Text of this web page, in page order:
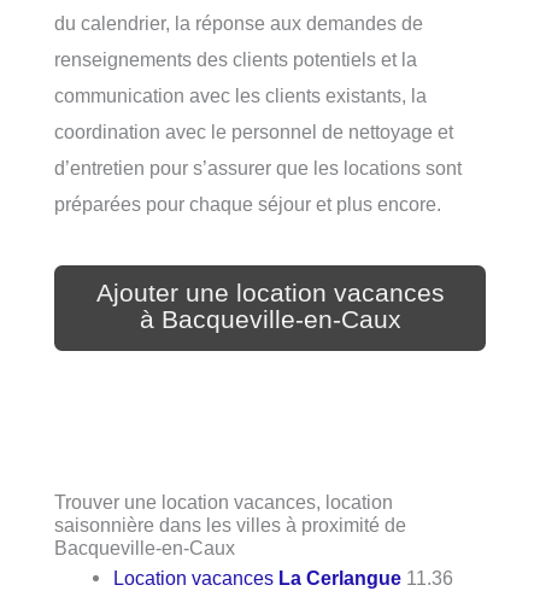
du calendrier, la réponse aux demandes de
renseignements des clients potentiels et la
communication avec les clients existants, la
coordination avec le personnel de nettoyage et
d’entretien pour s’assurer que les locations sont
préparées pour chaque séjour et plus encore.
Ajouter une location vacances
à Bacqueville-en-Caux
Trouver une location vacances, location
saisonnière dans les villes à proximité de
Bacqueville-en-Caux
Location vacances La Cerlangue 11.36